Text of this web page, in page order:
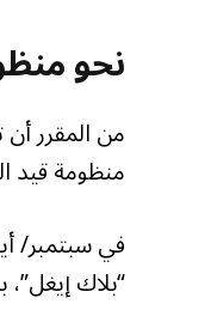
نحو
من المقرر
منظومة قيد
في سبتمبر/
“بلاك